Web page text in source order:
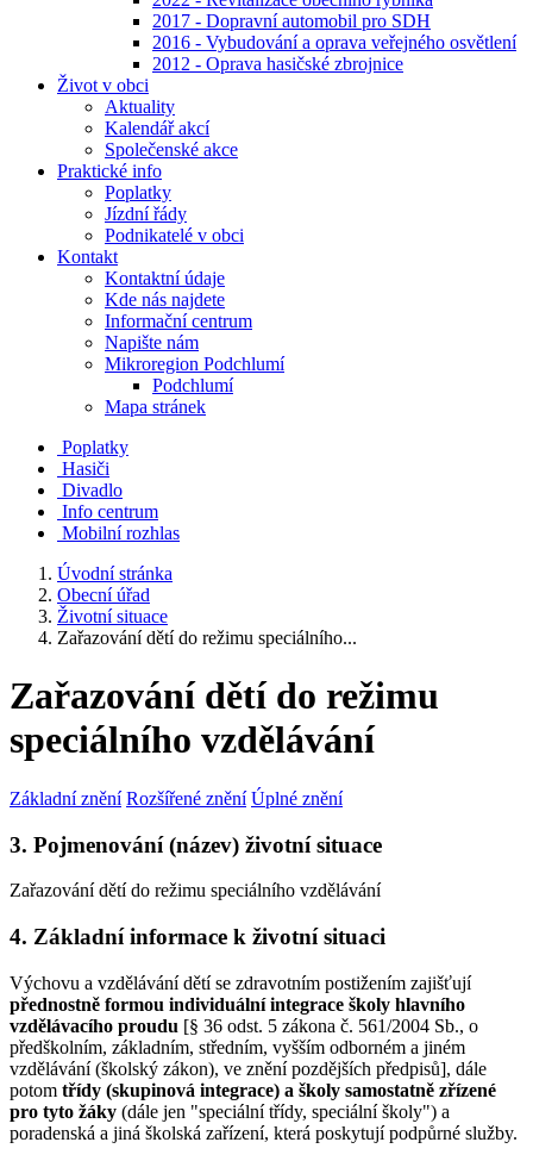
2017 - Dopravní automobil pro SDH
2016 - Vybudování a oprava veřejného osvětlení
2012 - Oprava hasičské zbrojnice
Život v obci
Aktuality
Kalendář akcí
Společenské akce
Praktické info
Poplatky
Jízdní řády
Podnikatelé v obci
Kontakt
Kontaktní údaje
Kde nás najdete
Informační centrum
Napište nám
Mikroregion Podchlumí
Podchlumí
Mapa stránek
Poplatky
Hasiči
Divadlo
Info centrum
Mobilní rozhlas
Úvodní stránka
Obecní úřad
Životní situace
Zařazování dětí do režimu speciálního...
Zařazování dětí do režimu
speciálního vzdělávání
Základní znění Rozšířené znění Úplné znění
3. Pojmenování (název) životní situace
Zařazování dětí do režimu speciálního vzdělávání
4. Základní informace k životní situaci
Výchovu a vzdělávání dětí se zdravotním postižením zajišťují
přednostně formou individuální integrace školy hlavního
vzdělávacího proudu [§ 36 odst. 5 zákona č. 561/2004 Sb., o
předškolním, základním, středním, vyšším odborném a jiném
vzdělávání (školský zákon), ve znění pozdějších předpisů], dále
potom třídy (skupinová integrace) a školy samostatně zřízené
pro tyto žáky (dále jen "speciální třídy, speciální školy") a
poradenská a jiná školská zařízení, která poskytují podpůrné služby.